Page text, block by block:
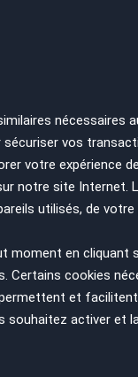
1.2 PureTech
Citroën C4
II 1.6 HDi FAP
2013
Dijon - 21000
nécessaires
vos
votre expérience
notre site Internet.
utilisés, de
en cliquant
. Certains cookies
et facilitent
souhaitez activer et